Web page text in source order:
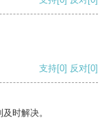
支持[0] 反对[0]
时解决。